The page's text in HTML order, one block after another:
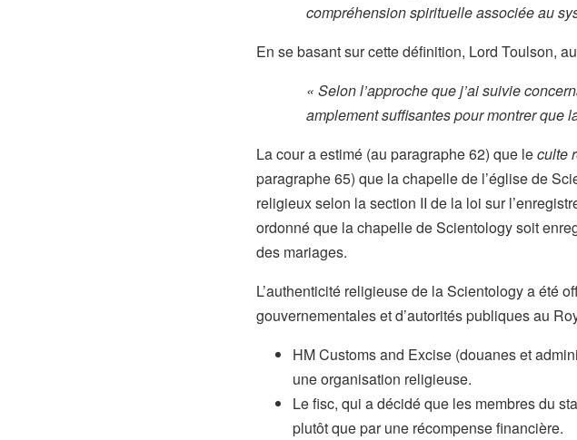
compréhension spirituelle associée au
En se basant sur cette définition, Lord Toulson,
« Selon l’approche que j’ai suivie
amplement suffisantes pour montrer que
La cour a estimé (au paragraphe 62) que leculte
paragraphe 65) que la chapelle de l’église de
religieux selon la section II de la loi sur
ordonné que la chapelle de Scientology soit
des mariages.
L’authenticité religieuse de la Scientology a été
gouvernementales et d’autorités publiques au
HM Customs and Excise (douanes et
une organisation religieuse.
Le fisc, qui a décidé que les membres du
plutôt que par une récompense financière.